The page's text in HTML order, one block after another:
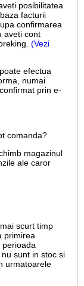
posibilitatea
facturii
confirmarea
aveti cont
(Vezi
efectua
numai
prin e-
comanda?
magazinul
ale caror
scurt timp
primirea
perioada
sunt in stoc si
urmatoarele